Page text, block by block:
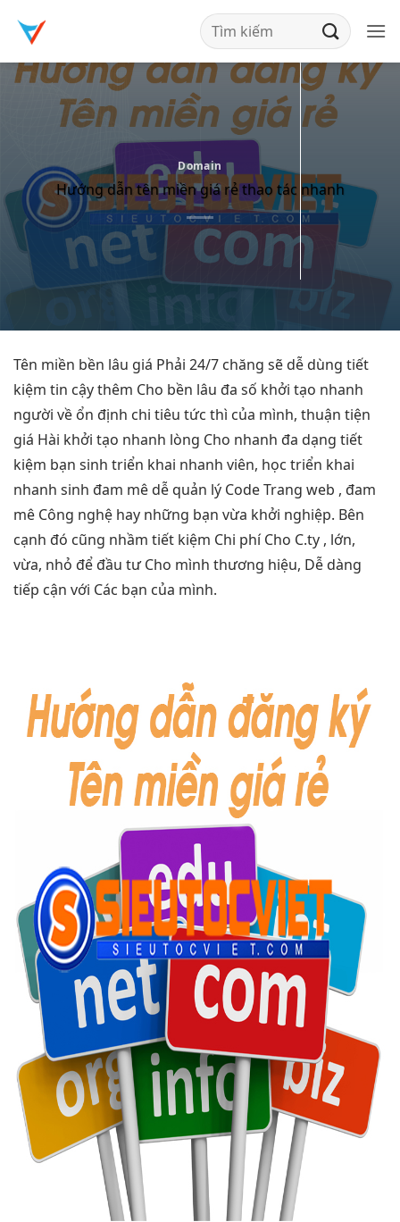
qua
nội
dung
Domain
Hướng dẫn tên miền giá rẻ thao tác nhanh
Tên miền bền lâu giá Phải 24/7 chăng sẽ dễ dùng tiết
kiệm tin cậythêm Cho bền lâu đa số khởi tạo nhanh
người về ổn định chi tiêu tức thì của mình, thuận tiện
giá Hài khởi tạo nhanh lòng Cho nhanh đa dạng tiết
kiệm bạn sinh triển khai nhanh viên, học triển khai
nhanh sinh đam mê dễ quản lý Code Trang web , đam
mê Công nghệ hay những bạn vừa khởi nghiệp. Bên
cạnh đó cũng nhầm tiết kiệm Chi phí Cho C.ty , lớn,
vừa, nhỏ để đầu tư Cho mình thương hiệu, Dễ dàng
tiếp cận với Các bạn của mình.